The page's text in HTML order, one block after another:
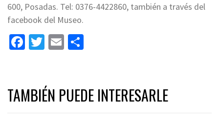
600, Posadas. Tel: 0376-4422860, también a través del
facebook del Museo.
Facebook
Twitter
Email
TAMBIÉN PUEDE INTERESARLE